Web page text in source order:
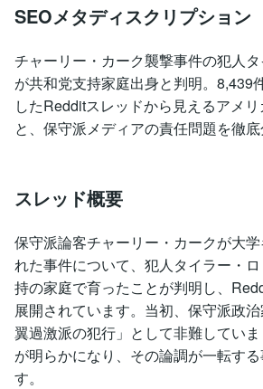
SEOメタディスクリプション
チャーリー・カーク襲撃事件の犯人
が共和党支持家庭出身と判明。8,439
したRedditスレッドから見えるアメ
と、保守派メディアの責任問題を徹底
スレッド概要
保守派論客チャーリー・カークが大
れた事件について、犯人タイラー・
持の家庭で育ったことが判明し、
展開されています。当初、保守派政
翼過激派の犯行」として非難してい
が明らかになり、その論調が一転す
す。